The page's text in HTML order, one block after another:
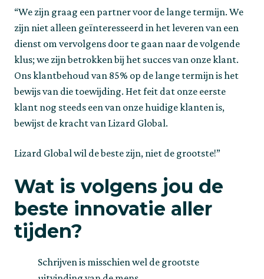
“We zijn graag een partner voor de lange termijn. We
zijn niet alleen geïnteresseerd in het leveren van een
dienst om vervolgens door te gaan naar de volgende
klus; we zijn betrokken bij het succes van onze klant.
Ons klantbehoud van 85% op de lange termijn is het
bewijs van die toewijding. Het feit dat onze eerste
klant nog steeds een van onze huidige klanten is,
bewijst de kracht van Lizard Global.
Lizard Global wil de beste zijn, niet de grootste!”
Wat is volgens jou de
beste innovatie aller
tijden?
Schrijven is misschien wel de grootste